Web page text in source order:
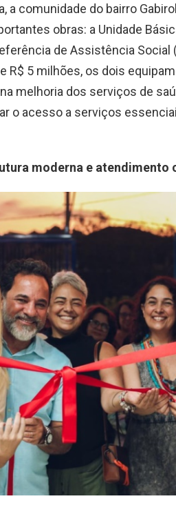
a comunidade do bairro
obras: a Unidade
de Assistência Social
R$ 5 milhões, os dois
melhoria dos serviços de
o acesso a serviços
moderna e atendimento